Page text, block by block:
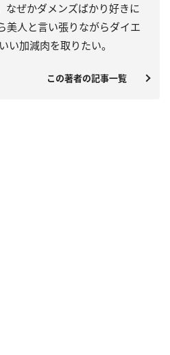
なぜかダメンズばかり好きに
美人と言い張りながらダイエ
い加減肉を取りたい。
この著者の記事一覧